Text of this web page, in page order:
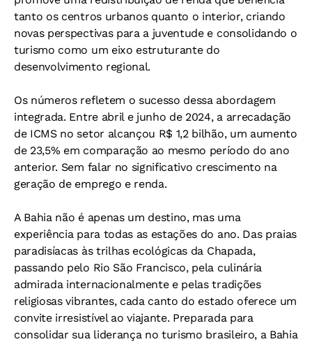
tanto os centros urbanos quanto o interior, criando
novas perspectivas para a juventude e consolidando o
turismo como um eixo estruturante do
desenvolvimento regional.
Os números refletem o sucesso dessa abordagem
integrada. Entre abril e junho de 2024, a arrecadação
de ICMS no setor alcançou R$ 1,2 bilhão, um aumento
de 23,5% em comparação ao mesmo período do ano
anterior. Sem falar no significativo crescimento na
geração de emprego e renda.
A Bahia não é apenas um destino, mas uma
experiência para todas as estações do ano. Das praias
paradisíacas às trilhas ecológicas da Chapada,
passando pelo Rio São Francisco, pela culinária
admirada internacionalmente e pelas tradições
religiosas vibrantes, cada canto do estado oferece um
convite irresistível ao viajante. Preparada para
consolidar sua liderança no turismo brasileiro, a Bahia